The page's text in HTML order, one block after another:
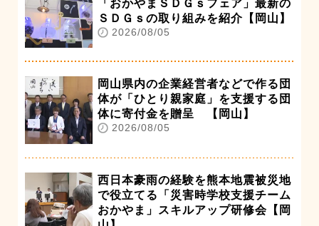
「おかやまＳＤＧｓフェア」最新の
ＳＤＧｓの取り組みを紹介【岡山】
2026/08/05
岡山県内の企業経営者などで作る団
体が「ひとり親家庭」を支援する団
体に寄付金を贈呈 【岡山】
2026/08/05
西日本豪雨の経験を熊本地震被災地
で役立てる「災害時学校支援チーム
おかやま」スキルアップ研修会【岡